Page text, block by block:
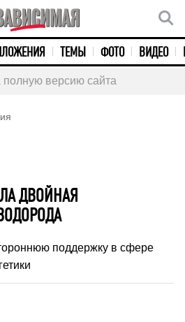
ТЕМЫ ФОТО ВИДЕО
полную версию сайта
ДВОЙНАЯ
поддержку в сфере